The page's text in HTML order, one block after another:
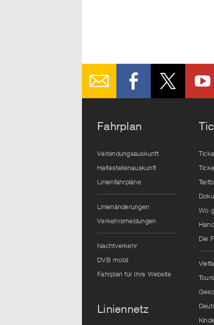
Fahrplan
Verbindungsauskunft
Haltestellenauskunft
Linienfahrpläne
Linienänderungen
Verkehrsmeldungen
Nachtverkehr
DVB mobil
Fahrplan für Ihre Website
Liniennetz
Wo
Die